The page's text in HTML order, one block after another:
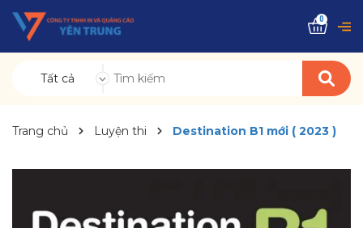
Tất cả
0
Trang chủ Luyện thi Destination B1 mới ( 2023 )